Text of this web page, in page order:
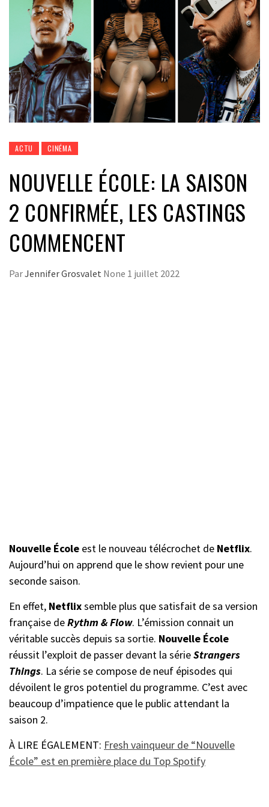
ACTU CINÉMA
NOUVELLE ÉCOLE: LA SAISON
2 CONFIRMÉE, LES CASTINGS
COMMENCENT
ParJennifer Grosvalet None 1 juillet 2022
Nouvelle École est le nouveau télécrochet de Netflix.
Aujourd’hui on apprend que le show revient pour une
seconde saison.
En effet, Netflixsemble plus que satisfait de sa version
française deRythm & Flow. L’émission connait un
véritable succès depuis sa sortie. Nouvelle École
réussit l’exploit de passer devant la sérieStrangers
Things. La série se compose de neuf épisodes qui
dévoilent le gros potentiel du programme. C’est avec
beaucoup d’impatience que le public attendant la
saison 2.
À LIRE ÉGALEMENT: Fresh vainqueur de “Nouvelle
École” est en première place du Top Spotify